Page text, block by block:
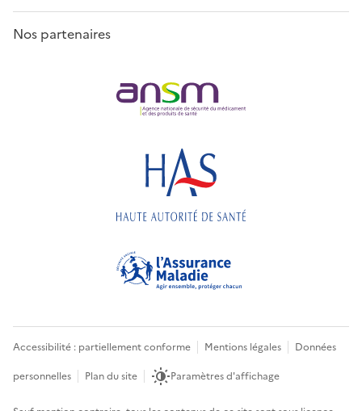
Nos partenaires
Accessibilité : partiellement conforme Mentions légales
Données
personnelles
Plan du site Paramètres d'affichage